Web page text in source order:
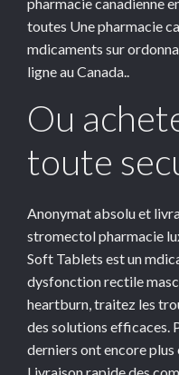
toutes Une pharmacie
mdicaments sur
ligne au Canada..
Ou
toute
Anonymat absolu et
stromectol pharmacie
Soft Tablets est un
dysfonction rectile
heartburn, traitez les
des solutions efficaces.
derniers ont encore